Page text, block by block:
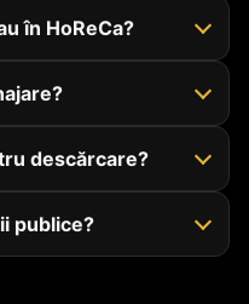
în HoReCa?
descărcare?
publice?